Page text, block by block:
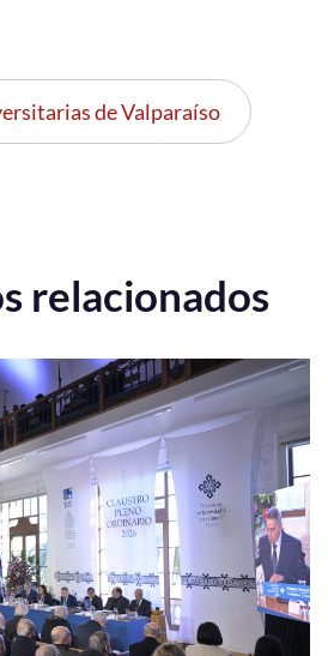
de Valparaíso
relacionados